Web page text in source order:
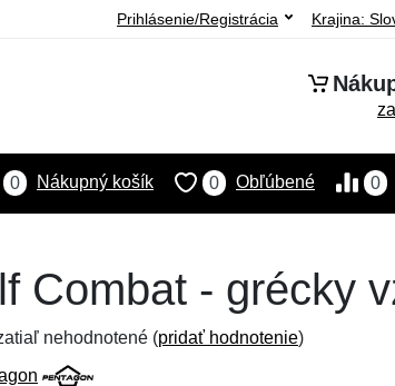
Krajina:
Prihlásenie/Registrácia
0
0 Obľúbené
0 Nákupný košík
Combat - grécky
nehodnotené (pridať hodnotenie)